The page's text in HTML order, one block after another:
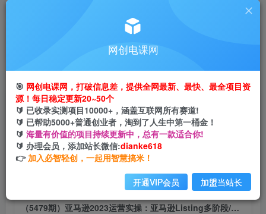
研究探讨更多创业项目路子。
搭建同款网站，自己当老板
（5479期）亚马逊2023运营实操：亚马逊Listing
多阶段/精细化运营及SEO策略
网创电课网
2年前发布
703 97
（5479期）亚马逊2023运营实操：亚马逊Listing多阶段/精细化运营及SEO策略
网创电课网
🎯 网创电课网，打破信息差，提供全网最新、最快、最全项目资
源！每日稳定更新20~50个
🔰 已收录实测项目10000+，涵盖互联网所有赛道!
🔰 已帮助5000+普通创业者，淘到了人生中第一桶金！
🔰 海量有价值的项目持续更新中，总有一款适合你!
🔰 办理会员，添加站长微信:dianke618
👉 加入必智轻创，一起用智慧搞米！
开通VIP会员 加盟当站长